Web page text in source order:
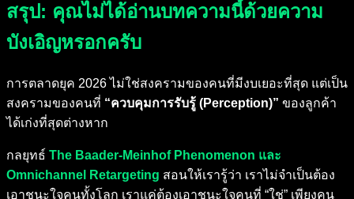
สรุป: คุณไม่ได้อ่านบทความนี้ด้วยความ
บังเอิญหรอกครับ
การตลาดยุค 2026 ไม่ใช่สงครามของคนที่มีงบเยอะที่สุด แต่เป็น
สงครามของคนที่ “ควบคุมการรับรู้ (Perception)” ของลูกค้า
ได้เก่งที่สุดต่างหาก
กลยุทธ์ The Baader-Meinhof Phenomenon และ
Omnichannel Retargeting สอนให้เรารู้ว่า เราไม่จำเป็นต้อง
เอาชนะใจคนทั้งโลก เราแค่ต้องเอาชนะใจคนที่ “ใช่” เพียงคน